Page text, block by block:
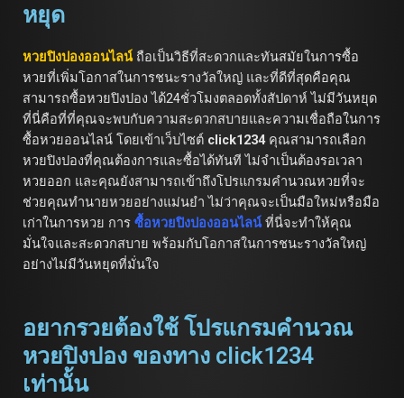
หยุด
หวยปิงปองออนไลน์ถือเป็นวิธีที่สะดวกและทันสมัยในการซื้อ
หวยที่เพิ่มโอกาสในการชนะรางวัลใหญ่ และที่ดีที่สุดคือคุณ
สามารถซื้อหวยปิงปอง ได้24ชั่วโมงตลอดทั้งสัปดาห์ ไม่มีวันหยุด
ที่นี่คือที่ที่คุณจะพบกับความสะดวกสบายและความเชื่อถือในการ
ซื้อหวยออนไลน์ โดยเข้าเว็บไซต์ click1234คุณสามารถเลือก
หวยปิงปองที่คุณต้องการและซื้อได้ทันที ไม่จำเป็นต้องรอเวลา
หวยออก และคุณยังสามารถเข้าถึงโปรแกรมคำนวณหวยที่จะ
ช่วยคุณทำนายหวยอย่างแม่นยำ ไม่ว่าคุณจะเป็นมือใหม่หรือมือ
เก่าในการหวย การ ซื้อหวยปิงปองออนไลน์ที่นี่จะทำให้คุณ
มั่นใจและสะดวกสบาย พร้อมกับโอกาสในการชนะรางวัลใหญ่
อย่างไม่มีวันหยุดที่มั่นใจ
อยากรวยต้องใช้ โปรแกรมคำนวณ
หวยปิงปอง ของทาง click1234
เท่านั้น